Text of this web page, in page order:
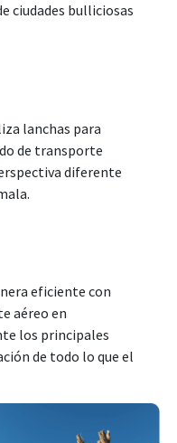
ciudades bulliciosas
lanchas para
de transporte
diferente
eficiente con
aéreo en
los principales
de todo lo que el